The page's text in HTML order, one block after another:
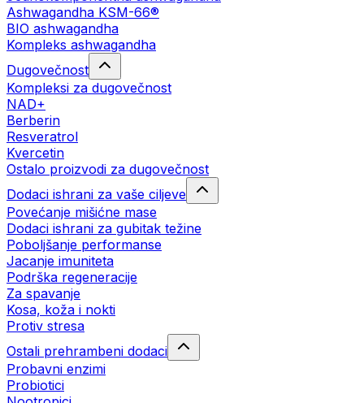
Ashwagandha KSM-66®
BIO ashwagandha
Kompleks ashwagandha
Dugovečnost
Kompleksi za dugovečnost
NAD+
Berberin
Resveratrol
Kvercetin
Ostalo proizvodi za dugovečnost
Dodaci ishrani za vaše ciljeve
Povećanje mišićne mase
Dodaci ishrani za gubitak težine
Poboljšanje performanse
Jacanje imuniteta
Podrška regeneracije
Za spavanje
Kosa, koža i nokti
Protiv stresa
Ostali prehrambeni dodaci
Probavni enzimi
Probiotici